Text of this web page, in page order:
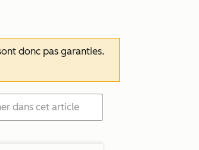
donc pas garanties.